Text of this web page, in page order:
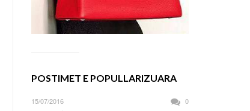
POSTIMET E POPULLARIZUARA
15/07/2016 0